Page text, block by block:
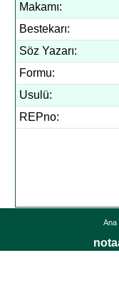
Makamı:
Bestekarı:
Söz Yazarı:
Formu:
Usulü:
REPno:
Ana